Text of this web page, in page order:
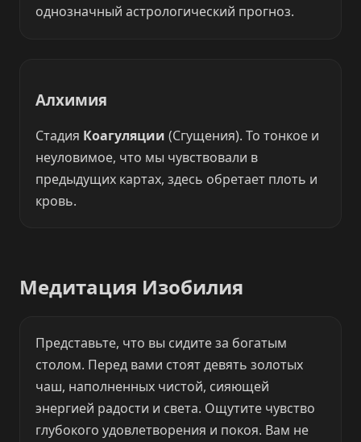
однозначный астрологический прогноз.
Алхимия
Стадия Коагуляции (Сгущения). То тонкое и
неуловимое, что мы чувствовали в
предыдущих картах, здесь обретает плоть и
кровь.
Медитация Изобилия
Представьте, что вы сидите за богатым
столом. Перед вами стоят девять золотых
чаш, наполненных чистой, сияющей
энергией радости и света. Ощутите чувство
глубокого удовлетворения и покоя. Вам не